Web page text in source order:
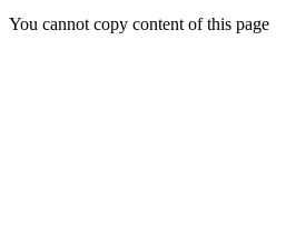
You cannot copy content of this page